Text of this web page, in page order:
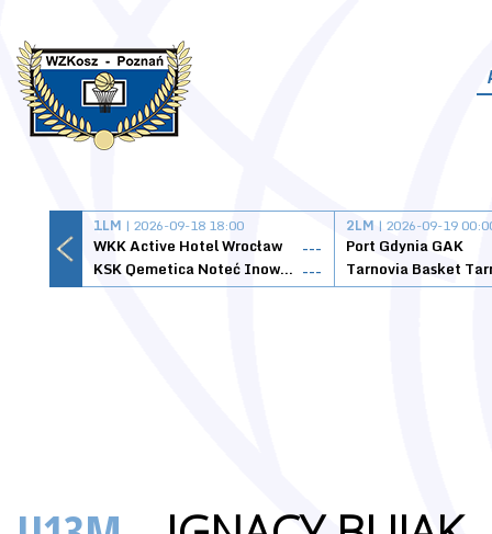
1LM | 2026-09-18 18:00
WKK Active Hotel Wrocław
---
KSK Qemetica Noteć Inowrocław ---
2LM | 2026-09-19
Port Gdynia GAK